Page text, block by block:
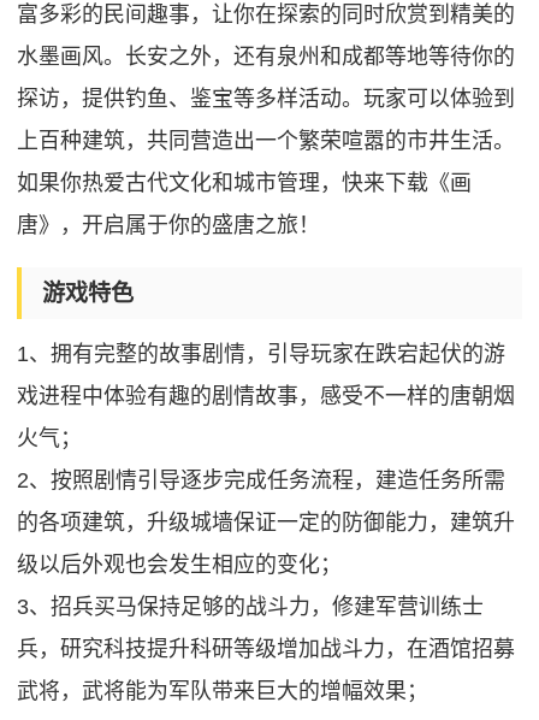
富多彩的民间趣事，让你在探索的同时欣赏到精美的
水墨画风。长安之外，还有泉州和成都等地等待你的
探访，提供钓鱼、鉴宝等多样活动。玩家可以体验到
上百种建筑，共同营造出一个繁荣喧嚣的市井生活。
如果你热爱古代文化和城市管理，快来下载《画
唐》，开启属于你的盛唐之旅！
游戏特色
1、拥有完整的故事剧情，引导玩家在跌宕起伏的游
戏进程中体验有趣的剧情故事，感受不一样的唐朝烟
火气；
2、按照剧情引导逐步完成任务流程，建造任务所需
的各项建筑，升级城墙保证一定的防御能力，建筑升
级以后外观也会发生相应的变化；
3、招兵买马保持足够的战斗力，修建军营训练士
兵，研究科技提升科研等级增加战斗力，在酒馆招募
武将，武将能为军队带来巨大的增幅效果；